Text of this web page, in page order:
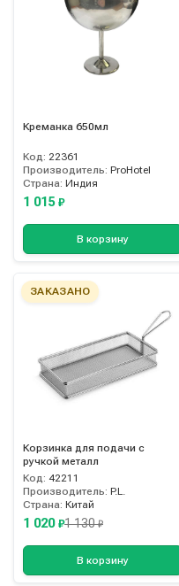
Креманка 650мл
Код: 22361
Производитель: ProHotel
Страна: Индия
1 015 ₽
В корзину
ЗАКАЗАНО
Корзинка для подачи с
ручкой металл
Код: 42211
Производитель: P.L.
Страна: Китай
1 020 ₽1 130₽
В корзину